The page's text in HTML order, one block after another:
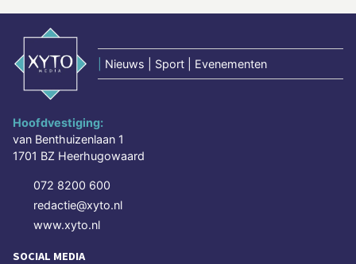
Nieuws | Sport | Evenementen
Hoofdvestiging:
van Benthuizenlaan 1
1701 BZ Heerhugowaard
072 8200 600
redactie@xyto.nl
www.xyto.nl
SOCIAL MEDIA